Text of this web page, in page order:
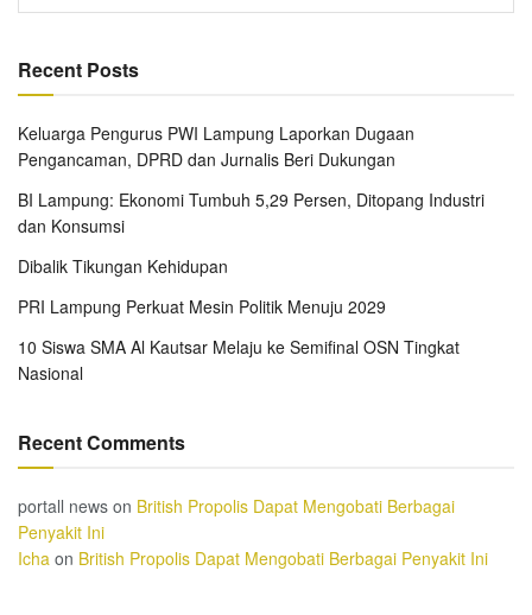
Recent Posts
Keluarga Pengurus PWI Lampung Laporkan Dugaan
Pengancaman, DPRD dan Jurnalis Beri Dukungan
BI Lampung: Ekonomi Tumbuh 5,29 Persen, Ditopang Industri
dan Konsumsi
Dibalik Tikungan Kehidupan
PRI Lampung Perkuat Mesin Politik Menuju 2029
10 Siswa SMA Al Kautsar Melaju ke Semifinal OSN Tingkat
Nasional
Recent Comments
portall news on British Propolis Dapat Mengobati Berbagai
Penyakit Ini
Icha on British Propolis Dapat Mengobati Berbagai Penyakit Ini